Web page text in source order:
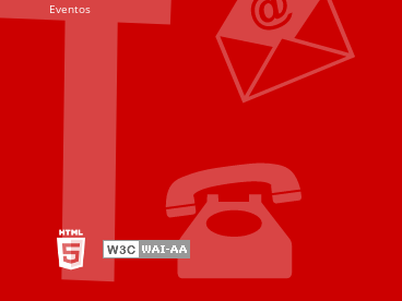
Eventos